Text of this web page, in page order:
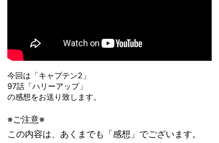
今回は「キャプテン2」
97話「ハリーアップ」
の感想をお送り致します。
※ご注意※
この内容は、あくまでも「感想」でございます。